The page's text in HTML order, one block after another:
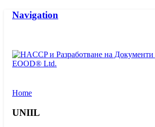
Navigation
Home
UNIIL